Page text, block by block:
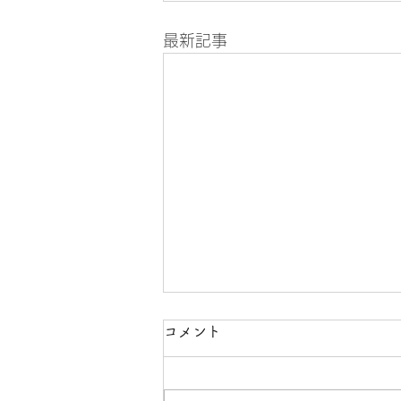
最新記事
8月の診療案内
中のみの診療になります、午後休
コメント